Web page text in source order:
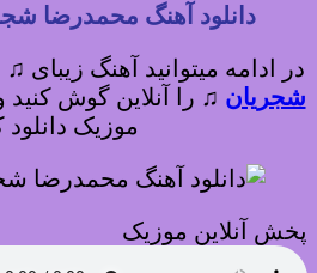
دانلود آهنگ محمدرضا
در ادامه میتوانید آهنگ زیبای
شجریان ♫ را آنلاین گوش کنید
موزیک دانلود
پخش آنلاین موزیک